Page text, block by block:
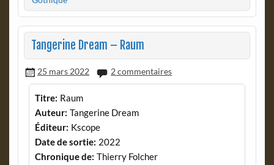
Tangerine Dream – Raum
25 mars 2022 2 commentaires
Titre: Raum
Auteur: Tangerine Dream
Éditeur: Kscope
Date de sortie: 2022
Chronique de: Thierry Folcher